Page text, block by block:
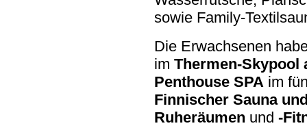
sowie Family-
Die Erwachsenen
im Thermen-Skypool
Penthouse SPA im
Finnischer Sauna
Ruheräumen und -